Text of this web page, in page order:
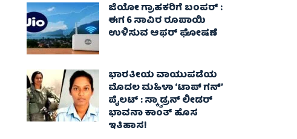
ಜಿಯೋ ಗ್ರಾಹಕರಿಗೆ ಬಂಪರ್ :
ಈಗ 6 ಸಾವಿರ ರೂಪಾಯಿ
ಉಳಿಸುವ ಆಫರ್ ಘೋಷಣೆ
ಭಾರತೀಯ ವಾಯುಪಡೆಯ
ಮೊದಲ ಮಹಿಳಾ ‘ಟಾಪ್ ಗನ್’
ಪೈಲಟ್ : ಸ್ಕ್ವಾಡ್ರನ್ ಲೀಡರ್
ಭಾವನಾ ಕಾಂತ್ ಹೊಸ
ಇತಿಹಾಸ!